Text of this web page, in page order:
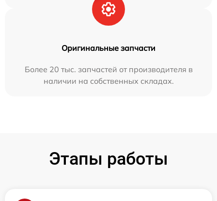
Оригинальные запчасти
Более 20 тыс. запчастей от производителя в
наличии на собственных складах.
Этапы работы